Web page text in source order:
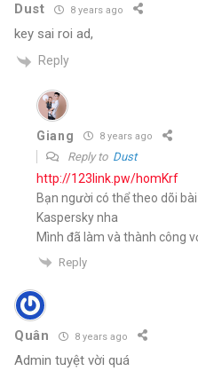
Dust 8 years ago
key sai roi ad,
Reply
Giang 8 years ago
Reply to Dust
http://123link.pw/homKrf
Bạn người có thể theo dõi
Kaspersky nha
Mình đã làm và thành công
Reply
Quân 8 years ago
Admin tuyệt vời quá